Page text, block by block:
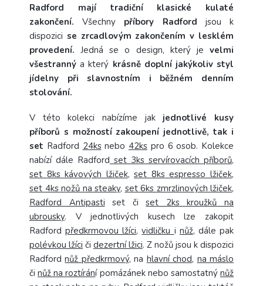
Radford mají tradiční klasické kulaté
zakončení.Všechny příbory Radford jsou k
dispozici se zrcadlovým zakončením v lesklém
provedení.Jedná se o design, který je velmi
všestrannýa který krásně doplní jakýkoliv styl
jídelny při slavnostním i běžném denním
stolování.
V této kolekci nabízíme jakjednotlivé kusy
příborů s možností zakoupení jednotlivě, tak i
set Radford 24ksnebo 42ks pro 6 osob. Kolekce
nabízí dále Radford set 3ks servírovacích příborů,
set 8ks kávových lžiček,set 8ks espresso lžiček,
set 4ks nožů na steaky, set 6ks zmrzlinových lžiček,
Radford Antipasti set čiset 2ks kroužků na
ubrousky. V jednotlivých kusech lze zakopit
Radfordpředkrmovou lžíci,vidličku i nůž, dále pak
polévkou lžíci či dezertní lžici. Z nožů jsou k dispozici
Radfordnůž předkrmový, na hlavní chod, na máslo
činůž na roztírání pomázánek nebo samostatnýnůž